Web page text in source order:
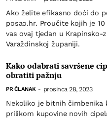
Ako želite efikasno doći do
posao.hr. Proučite kojih je
vas ovaj tjedan u Krapinsko-
Varaždinskoj županiji.
Kako odabrati savršene
obratiti pažnju
PR ČLANAK - prosinca 28, 2023
Nekoliko je bitnih
prilikom kupovine novih